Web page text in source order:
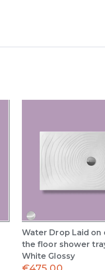
Water Drop Laid on
the floor shower
White Glossy